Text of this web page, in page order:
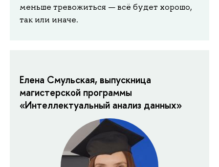
меньше тревожиться — всё будет хорошо,
так или иначе.
Елена Смульская, выпускница
магистерской программы
«Интеллектуальный анализ данных»